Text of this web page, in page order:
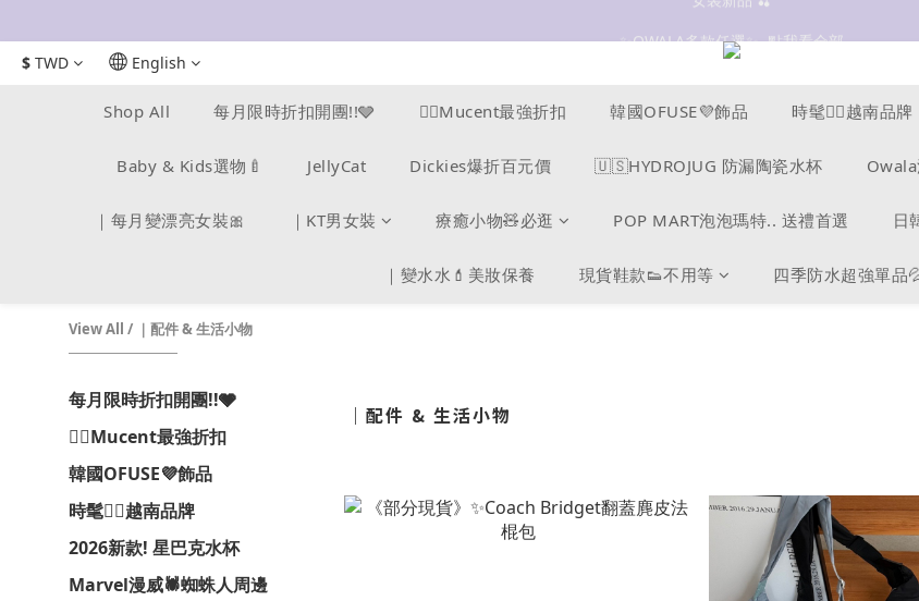
抗UV 50+防曬外套 $299🧊🧊
$ TWD English
Shop All 每月限時折扣開團!!🩶 ❤️‍🔥Mucent最強折扣 韓國OFUSE💜飾品 時髦❤️‍🔥越南品牌
Baby & Kids選物🍼 JellyCat Dickies爆折百元價 🇺🇸HYDROJUG 防漏陶瓷水杯
｜每月變漂亮女裝🎀 ｜KT男女裝 療癒小物🧸必逛 POP MART泡泡瑪特.. 送禮首選 日
｜變水水💄美妝保養 現貨鞋款👟不用等 四季防水超強單品
View All / ｜配件 & 生活小物
每月限時折扣開團!!🩶
❤️‍🔥Mucent最強折扣
韓國OFUSE💜飾品
時髦❤️‍🔥越南品牌
2026新款! 星巴克水杯
Marvel漫威🕷️蜘蛛人周邊
｜配件 & 生活小物